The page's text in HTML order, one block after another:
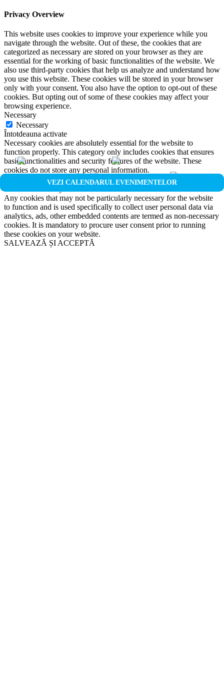
VEZI CALENDARUL EVENIMENTELOR
Privacy Overview
This website uses cookies to improve your experience while you
navigate through the website. Out of these, the cookies that are
categorized as necessary are stored on your browser as they are
essential for the working of basic functionalities of the website. We
also use third-party cookies that help us analyze and understand how
you use this website. These cookies will be stored in your browser
only with your consent. You also have the option to opt-out of these
cookies. But opting out of some of these cookies may affect your
browsing experience.
Necessary
Necessary
Întotdeauna activate
Necessary cookies are absolutely essential for the website to
function properly. This category only includes cookies that ensures
basic functionalities and security features of the website. These
cookies do not store any personal information.
Non-necessary
Any cookies that may not be particularly necessary for the website
to function and is used specifically to collect user personal data via
analytics, ads, other embedded contents are termed as non-necessary
cookies. It is mandatory to procure user consent prior to running
these cookies on your website.
SALVEAZĂ ȘI ACCEPTĂ